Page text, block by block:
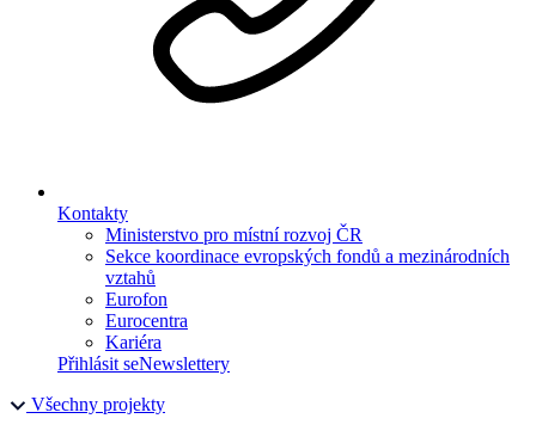
Kontakty
Ministerstvo pro místní rozvoj ČR
Sekce koordinace evropských fondů a mezinárodních
vztahů
Eurofon
Eurocentra
Kariéra
Přihlásit seNewslettery
Všechny projekty